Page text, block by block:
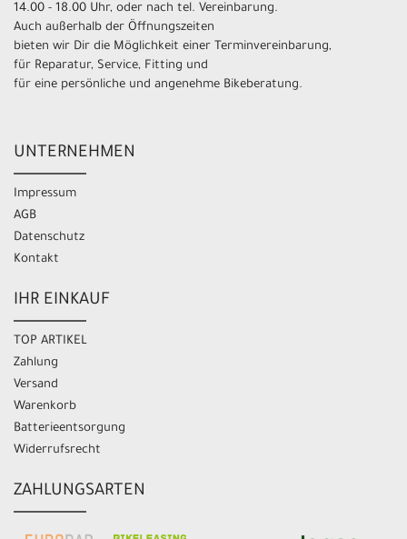
14.00 - 18.00 Uhr, oder nach tel. Vereinbarung.
Auch außerhalb der Öffnungszeiten
bieten wir Dir die Möglichkeit einer Terminvereinbarung,
für Reparatur, Service, Fitting und
für eine persönliche und angenehme Bikeberatung.
UNTERNEHMEN
Impressum
AGB
Datenschutz
Kontakt
IHR EINKAUF
TOP ARTIKEL
Zahlung
Versand
Warenkorb
Batterieentsorgung
Widerrufsrecht
ZAHLUNGSARTEN